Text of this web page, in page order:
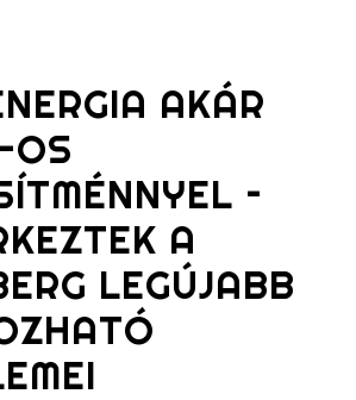
AKÁR
OS
–
A
LEGÚJABB